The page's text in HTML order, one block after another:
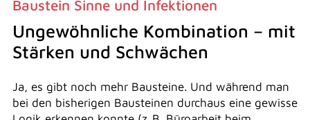
Baustein Sinne und Infektionen
Ungewöhnliche Kombination – mit
Stärken und Schwächen
Ja, es gibt noch mehr Bausteine. Und während man
bei den bisherigen Bausteinen durchaus eine gewisse